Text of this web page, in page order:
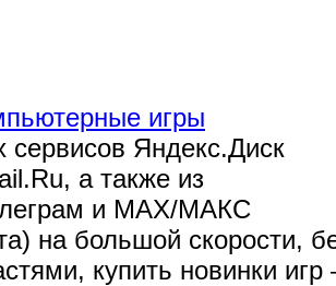
игры
сервисов Яндекс.Диск
а также из
и MAX/МАКС
на большой скорости,
купить новинки